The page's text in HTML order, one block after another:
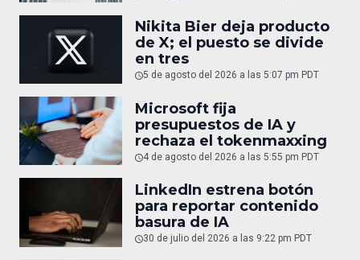
Nikita Bier deja producto
de X; el puesto se divide
en tres
5 de agosto del 2026 a las 5:07 pm PDT
Microsoft fija
presupuestos de IA y
rechaza el tokenmaxxing
4 de agosto del 2026 a las 5:55 pm PDT
LinkedIn estrena botón
para reportar contenido
basura de IA
30 de julio del 2026 a las 9:22 pm PDT